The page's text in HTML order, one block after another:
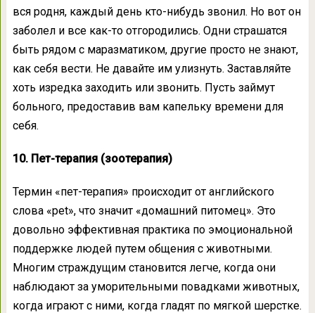
вся родня, каждый день кто-нибудь звонил. Но вот он
заболел и все как-то отгородились. Одни страшатся
быть рядом с маразматиком, другие просто не знают,
как себя вести. Не давайте им улизнуть. Заставляйте
хоть изредка заходить или звонить. Пусть займут
больного, предоставив вам капельку времени для
себя.
10. Пет-терапия (зоотерапия)
Термин «пет-терапия» происходит от английского
слова «pet», что значит «домашний питомец». Это
довольно эффективная практика по эмоциональной
поддержке людей путем общения с животными.
Многим страждущим становится легче, когда они
наблюдают за уморительными повадками животных,
когда играют с ними, когда гладят по мягкой шерстке.